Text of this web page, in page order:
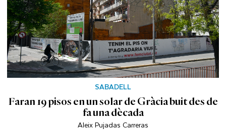
SABADELL
Faran 19 pisos en un solar de Gràcia buit des de
fa una dècada
Aleix Pujadas Carreras